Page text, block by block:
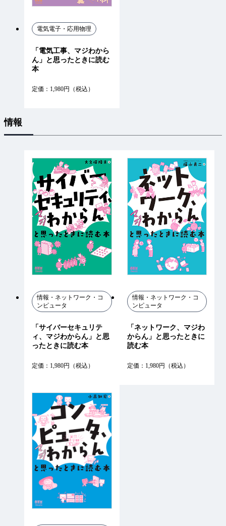
「電気工事、マジわから
ん」と思ったときに読む
本
電気電子・応用物理
定価：1,980円（税込）
情報
「サイバーセキュリテ
ィ、マジわからん」と思
ったときに読む本
情報・ネットワーク・コ
ンピュータ
定価：1,980円（税込）
「ネットワーク、マジわ
からん」と思ったときに
読む本
情報・ネットワーク・コ
ンピュータ
定価：1,980円（税込）